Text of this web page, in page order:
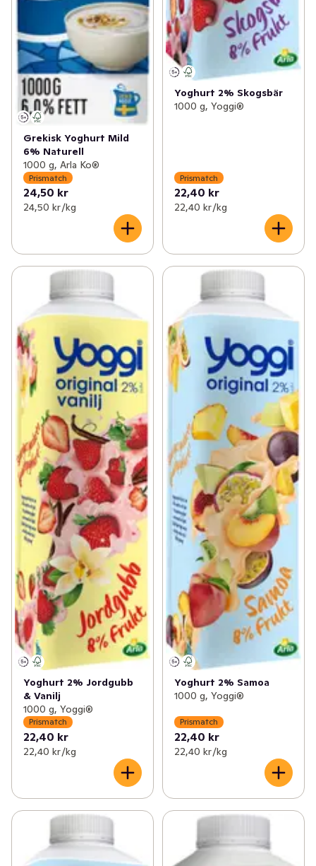
Grekisk Yoghurt Mild
6% Naturell
1000 g, Arla Ko®
Prismatch
24,50 kr
24,50 kr /kg
Yoghurt 2% Skogsbär
1000 g, Yoggi®
Prismatch
22,40 kr
22,40 kr /kg
Yoghurt 2% Jordgubb
& Vanilj
1000 g, Yoggi®
Prismatch
22,40 kr
22,40 kr /kg
Yoghurt 2% Samoa
1000 g, Yoggi®
Prismatch
22,40 kr
22,40 kr /kg